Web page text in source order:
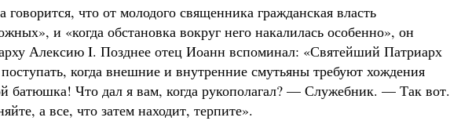
что от молодого священника гражданская власть
и «когда обстановка вокруг него накалилась особенно», он
Алексию I. Позднее отец Иоанн вспоминал: «Святейший Патриарх
когда внешние и внутренние смутьяны требуют хождения
батюшка! Что дал я вам, когда рукополагал? — Служебник. — Так вот.
а все, что затем находит, терпите».